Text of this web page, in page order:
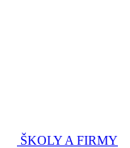
ŠKOLY A FIRMY